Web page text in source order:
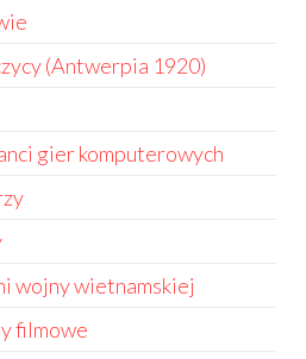
(Antwerpia 1920)
gier komputerowych
wojny wietnamskiej
filmowe